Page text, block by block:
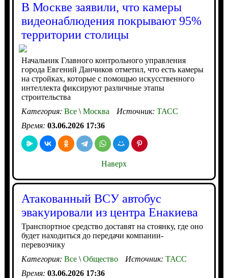
В Москве заявили, что камеры
видеонаблюдения покрывают 95%
территории столицы
Начальник Главного контрольного управления
города Евгений Данчиков отметил, что есть камеры
на стройках, которые с помощью искусственного
интеллекта фиксируют различные этапы
строительства
Категория: Все\Москва Источник: ТАСС
Время: 03.06.2026 17:36
Наверх
Атакованный ВСУ автобус
эвакуировали из центра Енакиева
Транспортное средство доставят на стоянку, где оно
будет находиться до передачи компании-
перевозчику
Категория: Все\Общество Источник: ТАСС
Время: 03.06.2026 17:36